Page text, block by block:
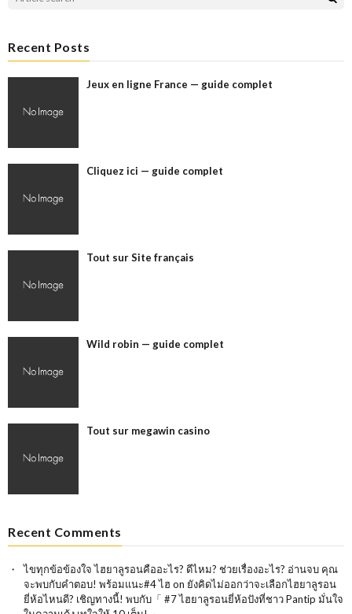
Recent Posts
Jeux en ligne France — guide complet
Cliquez ici — guide complet
Tout sur Site français
Wild robin — guide complet
Tout sur megawin casino
Recent Comments
ไขทุกข้อข้องใจ ไฮยาลูรอนคืออะไร? ดีไหม? ช่วยเรื่องอะไร? อ่านจบ คุณ
จะพบกับคำตอบ! พร้อมแนะ#4 ไฮ on ยังคิดไม่ออกว่าจะเลือกไฮยาลูรอน
ยี่ห้อไหนดี? เชิญทางนี้! พบกับ「 #7 ไฮยาลูรอนยี่ห้อปังที่ชาว Pantip มั่นใจ